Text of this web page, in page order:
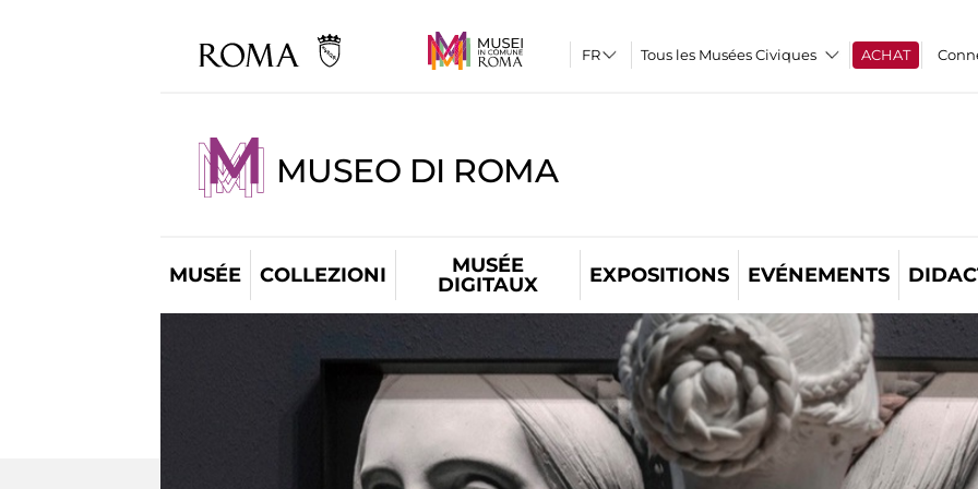
Tous les Musées Civiques ACHAT
MUSEO DI ROMA
MUSÉE COLLEZIONI
MUSÉE
DIGITAUX
EXPOSITIONS EVÉNEMENTS